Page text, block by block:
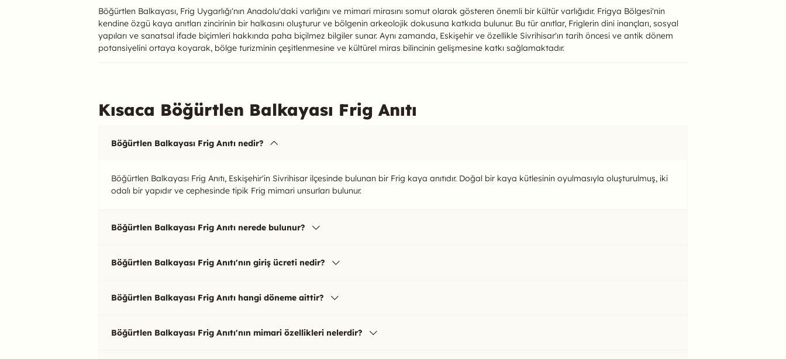
Böğürtlen Balkayası, Frig Uygarlığı'nın Anadolu'daki varlığını ve mimari mirasını somut olarak gösteren önemli bir kültür varlığıdır. Frigya Bölgesi'nin
kendine özgü kaya anıtları zincirinin bir halkasını oluşturur ve bölgenin arkeolojik dokusuna katkıda bulunur. Bu tür anıtlar, Friglerin dini inançları, sosyal
yapıları ve sanatsal ifade biçimleri hakkında paha biçilmez bilgiler sunar. Aynı zamanda, Eskişehir ve özellikle Sivrihisar'ın tarih öncesi ve antik dönem
potansiyelini ortaya koyarak, bölge turizminin çeşitlenmesine ve kültürel miras bilincinin gelişmesine katkı sağlamaktadır.
Kısaca Böğürtlen Balkayası Frig Anıtı
Böğürtlen Balkayası Frig Anıtı nedir?
Böğürtlen Balkayası Frig Anıtı, Eskişehir'in Sivrihisar ilçesinde bulunan bir Frig kaya anıtıdır. Doğal bir kaya kütlesinin oyulmasıyla oluşturulmuş, iki
odalı bir yapıdır ve cephesinde tipik Frig mimari unsurları bulunur.
Böğürtlen Balkayası Frig Anıtı nerede bulunur?
Böğürtlen Balkayası Frig Anıtı'nın giriş ücreti nedir?
Böğürtlen Balkayası Frig Anıtı hangi döneme aittir?
Böğürtlen Balkayası Frig Anıtı'nın mimari özellikleri nelerdir?